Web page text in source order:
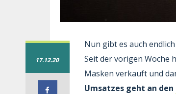
17.12.20
Nun gibt es auch
Seit der vorigen Woche
Masken verkauft und
Umsatzes geht an den